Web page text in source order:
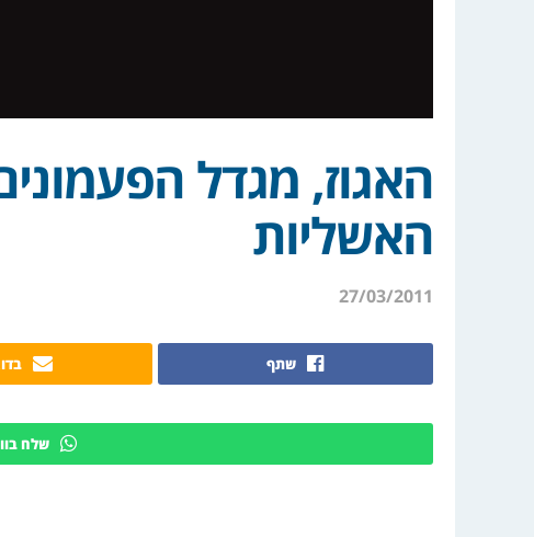
האגוז, מגדל
האשליות
27/03/2011
שתף
שלח